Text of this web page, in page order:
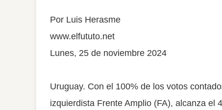
Por Luis Herasme
www.elfututo.net
Lunes, 25 de noviembre 2024
Uruguay. Con el 100% de los votos
izquierdista Frente Amplio (FA), alcanza el